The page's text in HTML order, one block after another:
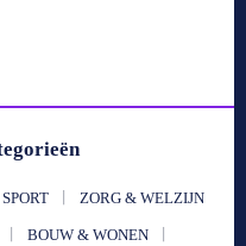
SPORT ZORG & WELZIJN
BOUW & WONEN